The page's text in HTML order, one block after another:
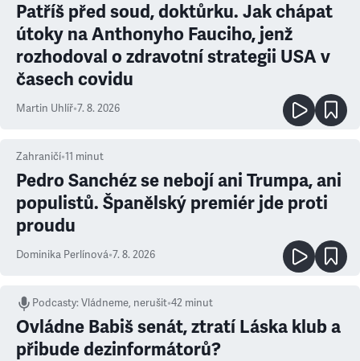
Patříš před soud, doktůrku. Jak chápat
útoky na Anthonyho Fauciho, jenž
rozhodoval o zdravotní strategii USA v
časech covidu
Martin Uhlíř•7. 8. 2026
Zahraničí•11 minut
Pedro Sanchéz se nebojí ani Trumpa, ani
populistů. Španělský premiér jde proti
proudu
Dominika Perlínová•7. 8. 2026
Podcasty:Vládneme, nerušit•42 minut
Ovládne Babiš senát, ztratí Láska klub a
přibude dezinformátorů?